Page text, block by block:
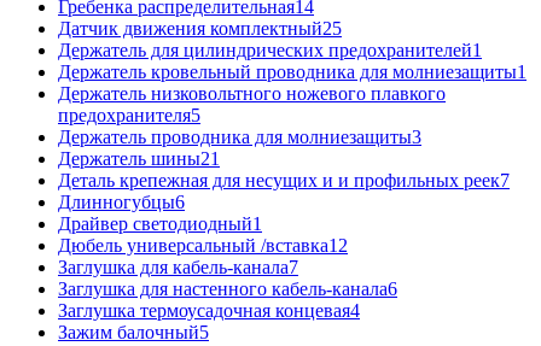
Гребенка распределительная14
Датчик движения комплектный25
Держатель для цилиндрических предохранителей1
Держатель кровельный проводника для молниезащиты1
Держатель низковольтного ножевого плавкого
предохранителя5
Держатель проводника для молниезащиты3
Держатель шины21
Деталь крепежная для несущих и и профильных реек7
Длинногубцы6
Драйвер светодиодный1
Дюбель универсальный /вставка12
Заглушка для кабель-канала7
Заглушка для настенного кабель-канала6
Заглушка термоусадочная концевая4
Зажим балочный5